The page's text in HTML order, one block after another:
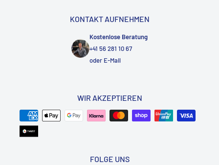
KONTAKT AUFNEHMEN
Kostenlose Beratung
+41 56 281 10 67
oder E-Mail
WIR AKZEPTIEREN
FOLGE UNS